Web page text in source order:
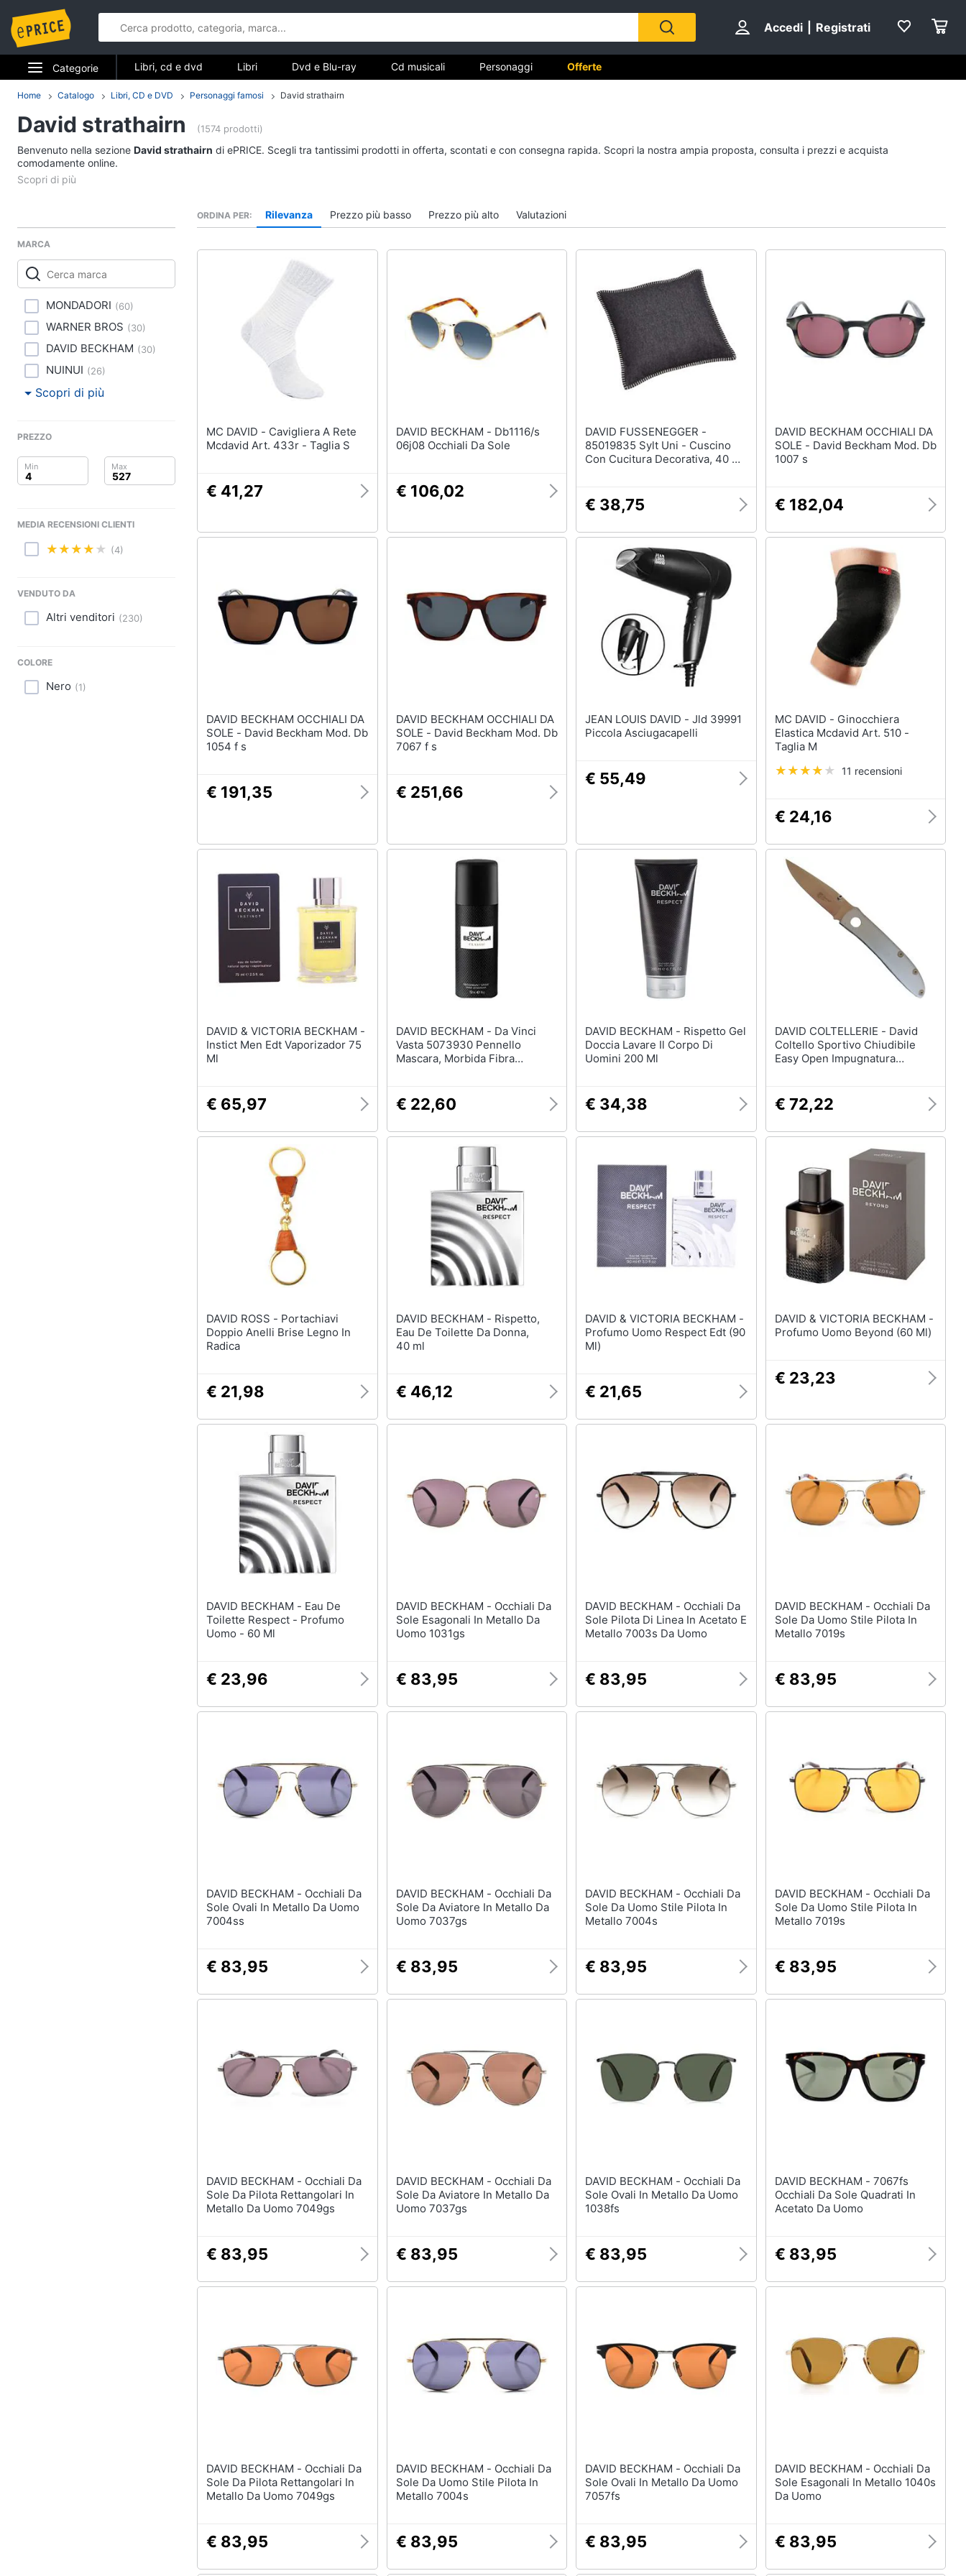
Accedi Registrati
Categorie
Elettrodomestici
Informatica
Telefonia
Smart home
Videogiochi
Audio e musica
Clima
Arredo
Brico e Giardinaggio
Giocattoli
Fotografia
Abbigliamento
Libri, cd e dvd
Libri di Arte, Design e
DVD Film
Vedi tutti
Musica Jazz
Vedi tutti
Barbara D'Urso
Vedi tutti
Libri, cd e dvd Libri Dvd e Blu-ray Cd musicali Personaggi Offerte
Home Catalogo Libri, CD e DVD Personaggi famosi David strathairn
David strathairn (1574 prodotti)
Benvenuto nella sezione David strathairn di ePRICE. Scegli tra tantissimi prodotti in offerta, scontati e con consegna rapida. Scopri la nostra ampia proposta, consulta i prezzi e acquista
comodamente online.
MARCA
MONDADORI (60)
WARNER BROS (30)
DAVID BECKHAM (30)
NUINUI (26)
Scopri di più
PREZZO
MEDIA RECENSIONI CLIENTI
(4)
VENDUTO DA
Altri venditori (230)
COLORE
Nero (1)
ORDINA PER Rilevanza Prezzo più basso Prezzo più alto Valutazioni
MC DAVID - Cavigliera A Rete
Mcdavid Art. 433r - Taglia S
€ 41,27
DAVID BECKHAM - Db1116/s
06j08 Occhiali Da Sole
€ 106,02
DAVID FUSSENEGGER -
85019835 Sylt Uni - Cuscino
Con Cucitura Decorativa, 40 X
€ 38,75
DAVID BECKHAM OCCHIALI DA
SOLE - David Beckham Mod. Db
1007 s
€ 182,04
DAVID BECKHAM OCCHIALI DA
SOLE - David Beckham Mod. Db
1054 f s
€ 191,35
DAVID BECKHAM OCCHIALI DA
SOLE - David Beckham Mod. Db
7067 f s
€ 251,66
JEAN LOUIS DAVID - Jld 39991
Piccola Asciugacapelli
€ 55,49
MC DAVID - Ginocchiera
Elastica Mcdavid Art. 510 -
Taglia M
11 recensioni
€ 24,16
DAVID & VICTORIA BECKHAM -
Instict Men Edt Vaporizador 75
Ml
€ 65,97
DAVID BECKHAM - Da Vinci
Vasta 5073930 Pennello
Mascara, Morbida Fibra
€ 22,60
DAVID BECKHAM - Rispetto Gel
Doccia Lavare Il Corpo Di
Uomini 200 Ml
€ 34,38
DAVID COLTELLERIE - David
Coltello Sportivo Chiudibile
Easy Open Impugnatura
€ 72,22
DAVID ROSS - Portachiavi
Doppio Anelli Brise Legno In
Radica
€ 21,98
DAVID BECKHAM - Rispetto,
Eau De Toilette Da Donna,
40 ml
€ 46,12
DAVID & VICTORIA BECKHAM -
Profumo Uomo Respect Edt (90
Ml)
€ 21,65
DAVID & VICTORIA BECKHAM -
Profumo Uomo Beyond (60 Ml)
€ 23,23
DAVID BECKHAM - Eau De
Toilette Respect - Profumo
Uomo - 60 Ml
€ 23,96
DAVID BECKHAM - Occhiali Da
Sole Esagonali In Metallo Da
Uomo 1031gs
€ 83,95
DAVID BECKHAM - Occhiali Da
Sole Pilota Di Linea In Acetato E
Metallo 7003s Da Uomo
€ 83,95
DAVID BECKHAM - Occhiali Da
Sole Da Uomo Stile Pilota In
Metallo 7019s
€ 83,95
DAVID BECKHAM - Occhiali Da
Sole Ovali In Metallo Da Uomo
7004ss
€ 83,95
DAVID BECKHAM - Occhiali Da
Sole Da Aviatore In Metallo Da
Uomo 7037gs
€ 83,95
DAVID BECKHAM - Occhiali Da
Sole Da Uomo Stile Pilota In
Metallo 7004s
€ 83,95
DAVID BECKHAM - Occhiali Da
Sole Da Uomo Stile Pilota In
Metallo 7019s
€ 83,95
DAVID BECKHAM - Occhiali Da
Sole Da Pilota Rettangolari In
Metallo Da Uomo 7049gs
€ 83,95
DAVID BECKHAM - Occhiali Da
Sole Da Aviatore In Metallo Da
Uomo 7037gs
€ 83,95
DAVID BECKHAM - Occhiali Da
Sole Ovali In Metallo Da Uomo
1038fs
€ 83,95
DAVID BECKHAM - 7067fs
Occhiali Da Sole Quadrati In
Acetato Da Uomo
€ 83,95
DAVID BECKHAM - Occhiali Da
Sole Da Pilota Rettangolari In
Metallo Da Uomo 7049gs
€ 83,95
DAVID BECKHAM - Occhiali Da
Sole Da Uomo Stile Pilota In
Metallo 7004s
€ 83,95
DAVID BECKHAM - Occhiali Da
Sole Ovali In Metallo Da Uomo
7057fs
€ 83,95
DAVID BECKHAM - Occhiali Da
Sole Esagonali In Metallo 1040s
Da Uomo
€ 83,95